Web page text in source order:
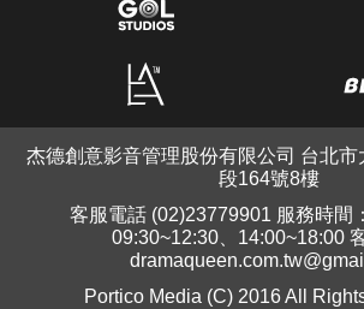
杰德創意影音管理股份有限公司 台北市
段164號8樓
客服電話 (02)23779901 服務時間
09:30~12:30、14:00~18:00
Portico Media (C) 2016 All